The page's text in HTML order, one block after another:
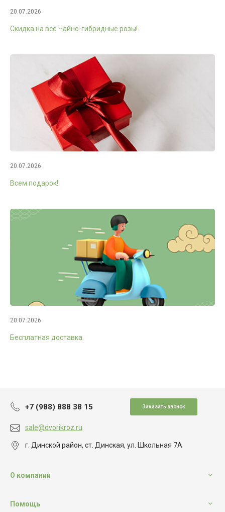
20.07.2026
Скидка на все Чайно-гибридные розы!
20.07.2026
Всем подарок!
20.07.2026
Бесплатная доставка
+7 (988) 888 38 15 Заказать звонок
sale@dvorikroz.ru
г. Динской район, ст. Динская, ул. Школьная 7А
О компании
Помощь